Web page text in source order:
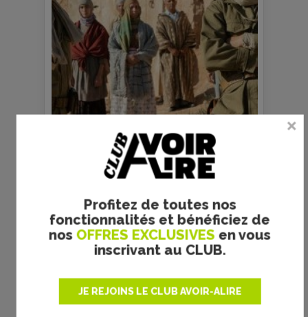
Profitez de toutes nos
fonctionnalités et bénéficiez de
nos OFFRES EXCLUSIVES en vous
inscrivant au CLUB.
JE REJOINS LE CLUB AVOIR-ALIRE
Copyright Pyramide Films
prec suiv
Votre avis